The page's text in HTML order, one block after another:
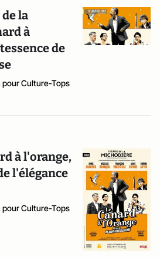
la
à
de
Culture-Tops
à l'orange,
l'élégance
Culture-Tops